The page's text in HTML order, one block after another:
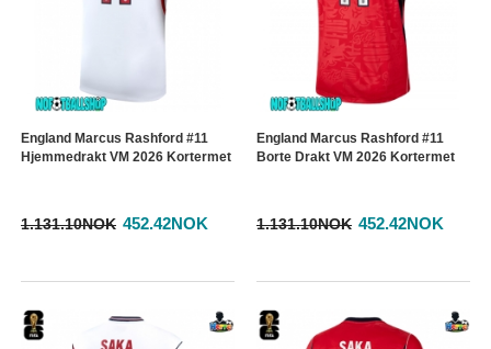
England Marcus Rashford #11
Hjemmedrakt VM 2026 Kortermet
1.131.10NOK 452.42NOK
England Marcus Rashford #11
Borte Drakt VM 2026 Kortermet
1.131.10NOK 452.42NOK